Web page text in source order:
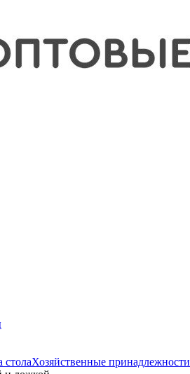
столаХозяйственные принадлежности